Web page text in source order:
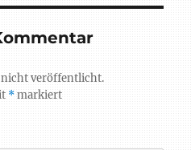
veröffentlicht.
*markiert